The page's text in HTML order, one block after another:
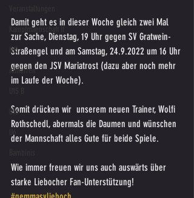
Kampfmannschaft II
U15
Altherren
U16
U6
Damit geht es in dieser Woche gleich zwei Mal
zur Sache, Dienstag, 19 Uhr gegen SV Gratwein-
Straßengel und am Samstag, 24.9.2022 um 16 Uhr
gegen den JSV Mariatrost (dazu aber noch mehr
im Laufe der Woche).
Somit drücken wir  unserem neuen Trainer, Wolfi
Rothschedl, abermals die Daumen und wünschen
der Mannschaft alles Gute für beide Spiele.
Wie immer freuen wir uns auch auswärts über
starke Liebocher Fan-Unterstützung!